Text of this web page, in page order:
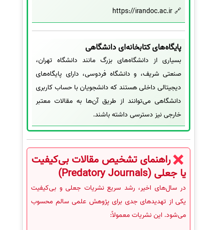
🔗 https://irandoc.ac.ir
پایگاه‌های کتابخانه‌ای دانشگاهی
بسیاری از دانشگاه‌های بزرگ مانند دانشگاه تهران،
صنعتی شریف، و دانشگاه فردوسی، دارای پایگاه‌های
دیجیتالی داخلی هستند که دانشجویان با حساب کاربری
دانشگاهی می‌توانند از طریق آن‌ها به مقالات معتبر
خارجی نیز دسترسی داشته باشند.
راهنمای تشخیص مقالات بی‌کیفیت
یا جعلی (Predatory Journals)
در سال‌های اخیر، رشد سریع نشریات جعلی و بی‌کیفیت
یکی از تهدیدهای جدی برای پژوهش علمی سالم محسوب
می‌شود. این نشریات معمولاً: